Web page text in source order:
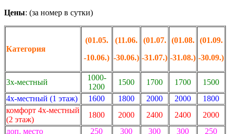
Цены: (за номер в сутки)
Категория
(01.05.
-10.06.)
(11.06.
-30.06.)
(01.07.
-31.07.)
(01.08.
-31.08.)
(01.09.
-30.09.)
3х-местный
1000-
1200
1500 1700 1700
1500
4х-местный (1 этаж)
1600 1800 2000 2000
1800
комфорт 4х-местный
(2 этаж)
1800 2000 2400 2400
2000
доп. место
250 300 300 300 250